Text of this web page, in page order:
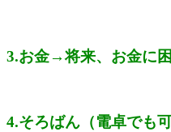
3.お金→将来、お金に
4.そろばん（電卓でも